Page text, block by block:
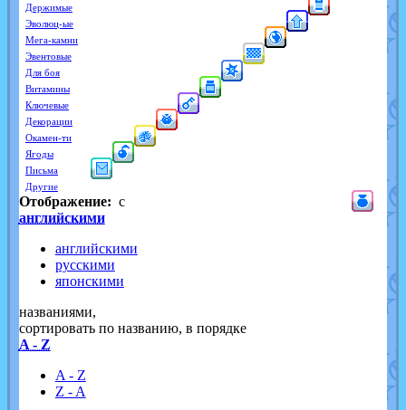
Держимые
Эволюц-ые
Мега-камни
Эвентовые
Для боя
Витамины
Ключевые
Декорации
Окамен-ти
Ягоды
Письма
Другие
Отображение: с
английскими
английскими
русскими
японскими
названиями,
cортировать по названию, в порядке
A - Z
A - Z
Z - A